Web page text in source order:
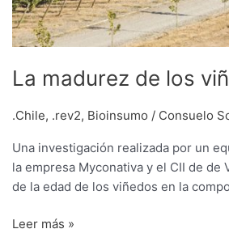
La madurez de los
.Chile, .rev2, Bioinsumo / Consuelo
Una investigación realizada por un
la empresa Myconativa y el CII de
de la edad de los viñedos en la
Leer más »